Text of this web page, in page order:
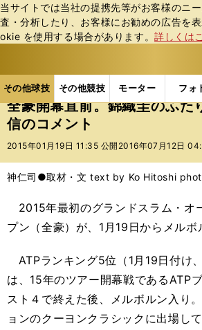
当サイトでは当社の提携先等がお客様のニ
査・分析したり、お客様にお勧めの広告を
okie を使⽤する場合があります。詳しくは
その他球技 その他競技 モーター フォ
ス
ポ
ル
バ
その他球技の記事一覧 テニス
全豪開幕直前。錦織圭のふた
信のコメント
2015年01月19日 11:35 公開 2016年07月12日
神仁司●取材・文 text by Ko Hitoshi
2015年最初のグランドスラム・オ
プン（全豪）が、1月19日からメルボ
ATPランキング5位（1月19日付け
は、15年のツアー開幕戦であるATP
スト４で終えた後、メルボルン入り
ョンのクーヨンクラシックに出場し